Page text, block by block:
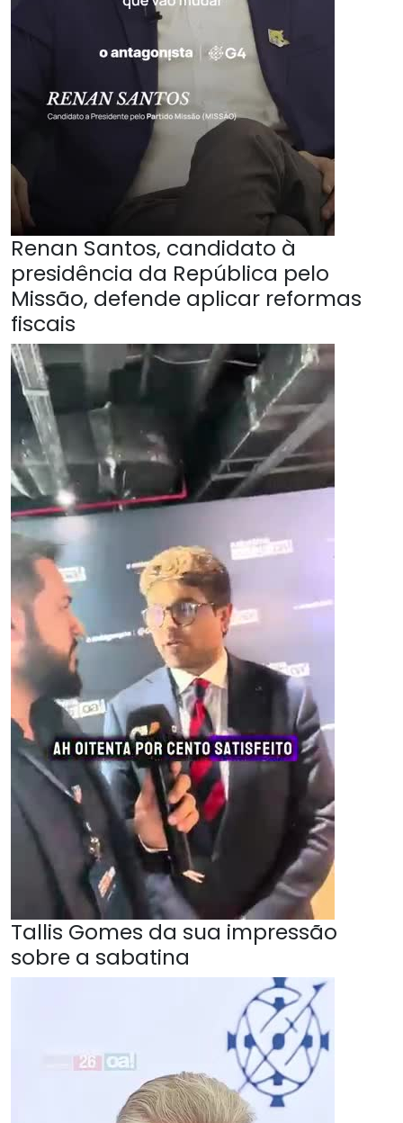
Renan Santos, candidato à
presidência da República pelo
Missão, defende aplicar reformas
fiscais
Tallis Gomes da sua impressão
sobre a sabatina